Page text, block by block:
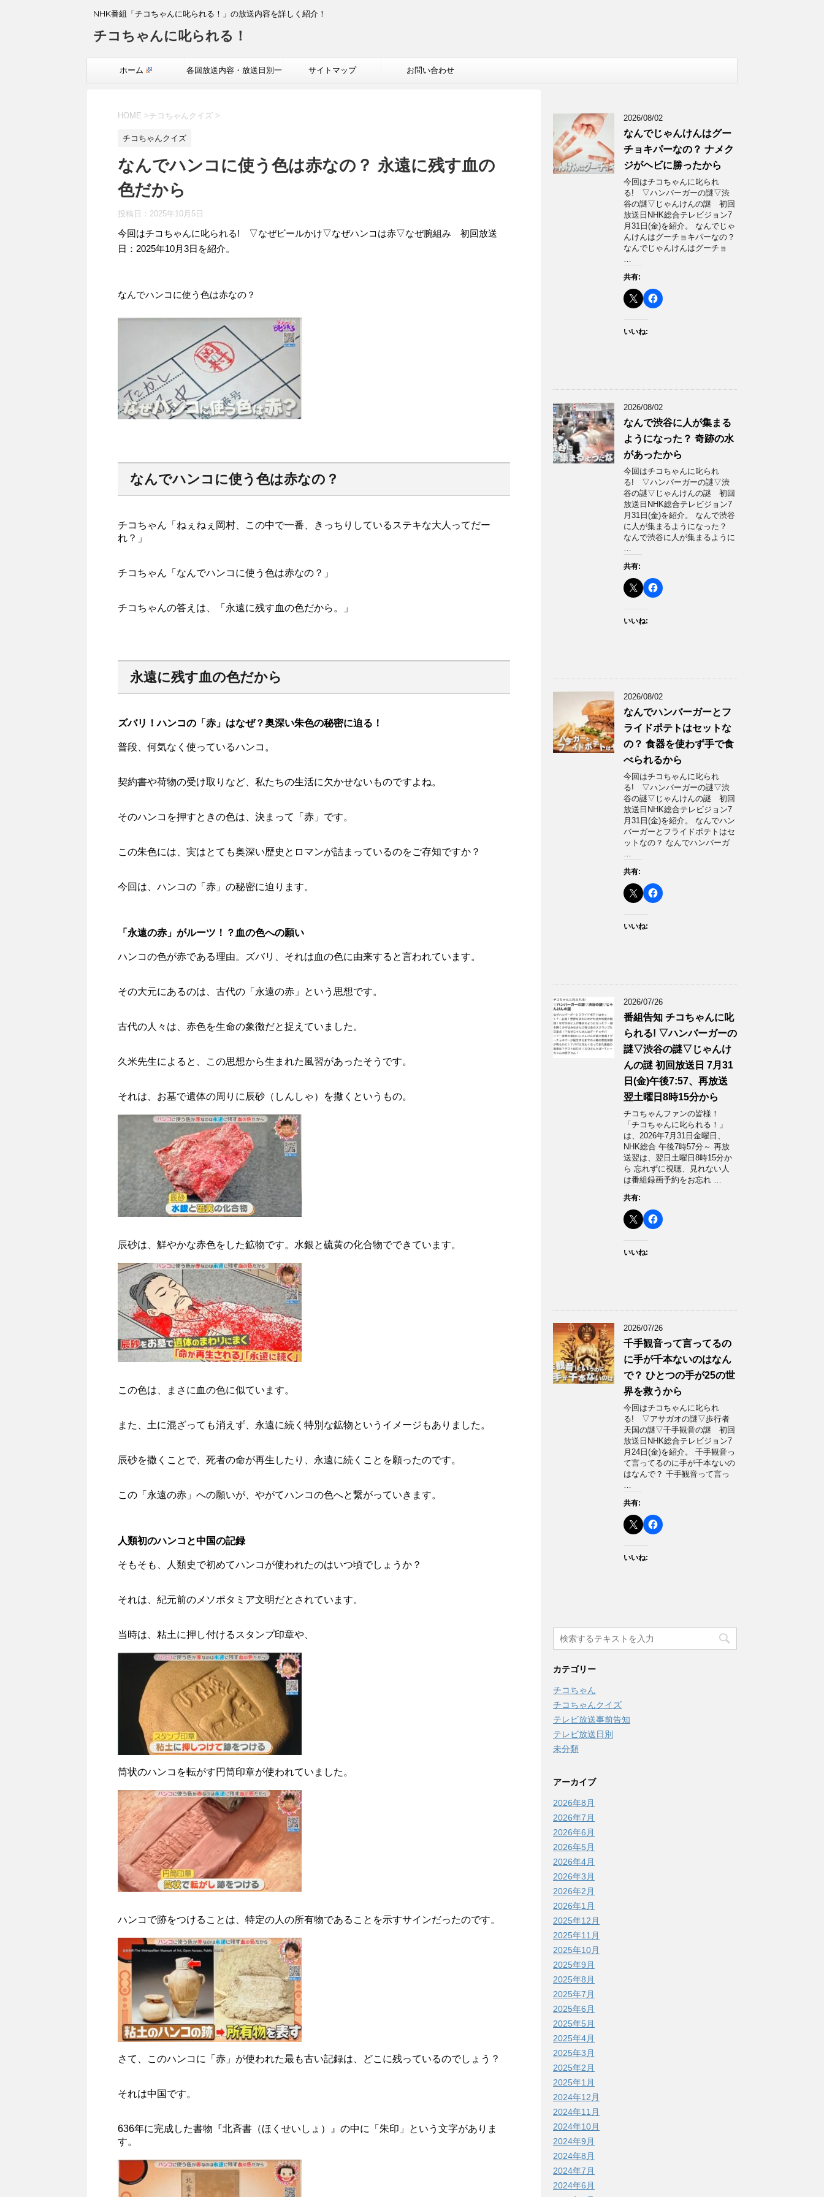
NHK番組「チコちゃんに叱られる！」の放送内容を詳しく紹介！
チコちゃんに叱られる！
ホーム 各回放送内容・放送日別一 サイトマップ お問い合わせ
HOME >チコちゃんクイズ >
チコちゃんクイズ
なんでハンコに使う色は赤なの？ 永遠に残す血の
色だから
投稿日： 2025年10月5日
今回はチコちゃんに叱られる! ▽なぜビールかけ▽なぜハンコは赤▽なぜ腕組み 初回放送
日：2025年10月3日を紹介。
なんでハンコに使う色は赤なの？
なんでハンコに使う色は赤なの？
チコちゃん「ねぇねぇ岡村、この中で一番、きっちりしているステキな大人ってだー
れ？」
チコちゃん「なんでハンコに使う色は赤なの？」
チコちゃんの答えは、「永遠に残す血の色だから。」
永遠に残す血の色だから
ズバリ！ハンコの「赤」はなぜ？奥深い朱色の秘密に迫る！
普段、何気なく使っているハンコ。
契約書や荷物の受け取りなど、私たちの生活に欠かせないものですよね。
そのハンコを押すときの色は、決まって「赤」です。
この朱色には、実はとても奥深い歴史とロマンが詰まっているのをご存知ですか？
今回は、ハンコの「赤」の秘密に迫ります。
「永遠の赤」がルーツ！？血の色への願い
ハンコの色が赤である理由。ズバリ、それは血の色に由来すると言われています。
その大元にあるのは、古代の「永遠の赤」という思想です。
古代の人々は、赤色を生命の象徴だと捉えていました。
久米先生によると、この思想から生まれた風習があったそうです。
それは、お墓で遺体の周りに辰砂（しんしゃ）を撒くというもの。
辰砂は、鮮やかな赤色をした鉱物です。水銀と硫黄の化合物でできています。
この色は、まさに血の色に似ています。
また、土に混ざっても消えず、永遠に続く特別な鉱物というイメージもありました。
辰砂を撒くことで、死者の命が再生したり、永遠に続くことを願ったのです。
この「永遠の赤」への願いが、やがてハンコの色へと繋がっていきます。
人類初のハンコと中国の記録
そもそも、人類史で初めてハンコが使われたのはいつ頃でしょうか？
それは、紀元前のメソポタミア文明だとされています。
当時は、粘土に押し付けるスタンプ印章や、
筒状のハンコを転がす円筒印章が使われていました。
ハンコで跡をつけることは、特定の人の所有物であることを示すサインだったのです。
さて、このハンコに「赤」が使われた最も古い記録は、どこに残っているのでしょう？
それは中国です。
636年に完成した書物『北斉書（ほくせいしょ）』の中に「朱印」という文字がありま
す。
2026/08/02
なんでじゃんけんはグー
チョキパーなの？ ナメク
ジがヘビに勝ったから
今回はチコちゃんに叱られ
る! ▽ハンバーガーの謎▽渋
谷の謎▽じゃんけんの謎 初回
放送日NHK総合テレビジョン7
月31日(金)を紹介。 なんでじゃ
んけんはグーチョキパーなの？
なんでじゃんけんはグーチョ
…
共有:
いいね:
2026/08/02
なんで渋谷に人が集まる
ようになった？ 奇跡の水
があったから
今回はチコちゃんに叱られ
る! ▽ハンバーガーの謎▽渋
谷の謎▽じゃんけんの謎 初回
放送日NHK総合テレビジョン7
月31日(金)を紹介。 なんで渋谷
に人が集まるようになった？
なんで渋谷に人が集まるように
…
共有:
いいね:
2026/08/02
なんでハンバーガーとフ
ライドポテトはセットな
の？ 食器を使わず手で食
べられるから
今回はチコちゃんに叱られ
る! ▽ハンバーガーの謎▽渋
谷の謎▽じゃんけんの謎 初回
放送日NHK総合テレビジョン7
月31日(金)を紹介。 なんでハン
バーガーとフライドポテトはセ
ットなの？ なんでハンバーガ
…
共有:
いいね:
2026/07/26
番組告知 チコちゃんに叱
られる! ▽ハンバーガーの
謎▽渋谷の謎▽じゃんけ
んの謎 初回放送日 7月31
日(金)午後7:57、再放送
翌土曜日8時15分から
チコちゃんファンの皆様！
「チコちゃんに叱られる！」​
は、2026年7月31日金曜日、
NHK総合 午後7時57分～ 再放
送翌は、翌日土曜日8時15分か
ら 忘れずに視聴、見れない人
は番組録画予約をお忘れ …
共有:
いいね:
2026/07/26
千手観音って言ってるの
に手が千本ないのはなん
で？ ひとつの手が25の世
界を救うから
今回はチコちゃんに叱られ
る! ▽アサガオの謎▽歩行者
天国の謎▽千手観音の謎 初回
放送日NHK総合テレビジョン7
月24日(金)を紹介。 千手観音っ
て言ってるのに手が千本ないの
はなんで？ 千手観音って言っ
…
共有:
いいね:
カテゴリー
チコちゃん
チコちゃんクイズ
テレビ放送事前告知
テレビ放送日別
未分類
アーカイブ
2026年8月
2026年7月
2026年6月
2026年5月
2026年4月
2026年3月
2026年2月
2026年1月
2025年12月
2025年11月
2025年10月
2025年9月
2025年8月
2025年7月
2025年6月
2025年5月
2025年4月
2025年3月
2025年2月
2025年1月
2024年12月
2024年11月
2024年10月
2024年9月
2024年8月
2024年7月
2024年6月